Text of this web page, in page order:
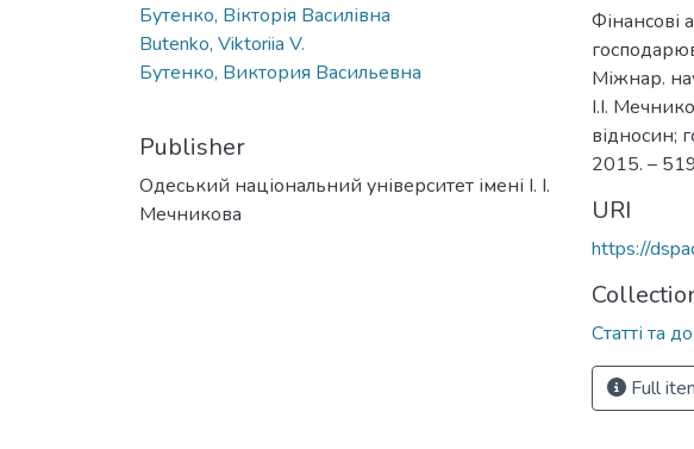
Бутенко, Вікторія Василівна
Butenko, Viktoriia V.
Бутенко, Виктория Васильевна
Publisher
Одеський національний університет імені І. І.
Мечникова
Фінансові
Міжнар.
І.І.
відносин;
2015. –
URI
https://
Статті та
Full